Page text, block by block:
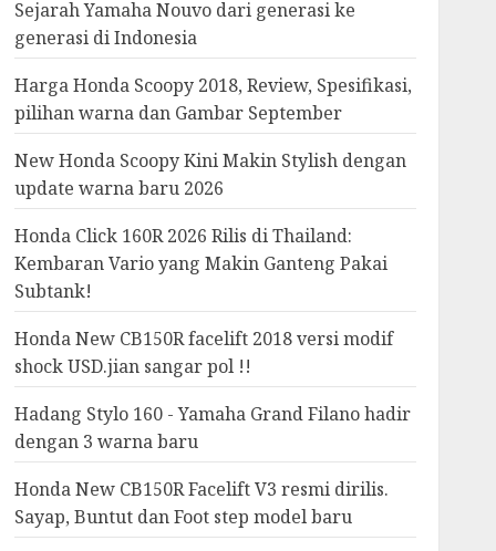
4
Yamaha Fazzio Rilis Edisi
Sunset Blue: Tampilan Kalcer
Vibes Senja, Bisa Didapet
Gratis!
AUGUST 3, 2026 0
5
NEWS
BMW Rilis F 450 GS keren
parah tapi harga gak
ngotak? Intip Detail
Lengkapnya!
6
Honda
Daily Crossover Paling
Siap Temani Turing atau
Macet-Macetan Kota
Yamaha
Sejarah Yamaha Nouvo dari generasi ke
generasi di Indonesia
Harga Honda Scoopy 2018, Review, Spesifikasi,
pilihan warna dan Gambar September
New Honda Scoopy Kini Makin Stylish dengan
update warna baru 2026
Honda Click 160R 2026 Rilis di Thailand:
Kembaran Vario yang Makin Ganteng Pakai
Subtank!
Honda New CB150R facelift 2018 versi modif
shock USD.jian sangar pol !!
Hadang Stylo 160 - Yamaha Grand Filano hadir
dengan 3 warna baru
Honda New CB150R Facelift V3 resmi dirilis.
Sayap, Buntut dan Foot step model baru